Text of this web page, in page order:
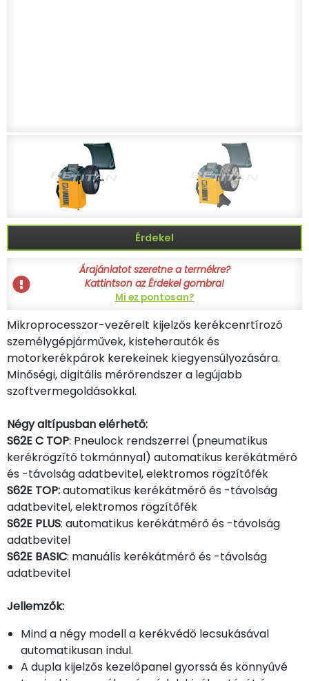
Érdekel
Árajánlatot szeretne a termékre?
Kattintson az Érdekel gombra!
Mi ez pontosan?
Mikroprocesszor-vezérelt kijelzős kerékcenrtírozó
személygépjárművek, kisteherautók és
motorkerékpárok kerekeinek kiegyensúlyozására.
Minőségi, digitális mérőrendszer a legújabb
szoftvermegoldásokkal.
Négy altípusban elérhető:
S62E C TOP: Pneulock rendszerrel (pneumatikus
kerékrögzítő tokmánnyal) automatikus kerékátmérő
és -távolság adatbevitel, elektromos rögzítőfék
S62E TOP:automatikus kerékátmérő és -távolság
adatbevitel, elektromos rögzítőfék
S62E PLUS: automatikus kerékátmérő és -távolság
adatbevitel
S62E BASIC: manuális kerékátmérő és -távolság
adatbevitel
Jellemzők:
Mind a négy modell a kerékvédő lecsukásával
automatikusan indul.
A dupla kijelzős kezelőpanel gyorssá és könnyűvé